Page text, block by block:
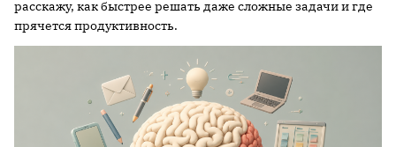
расскажу, как быстрее решать даже сложные задачи и где
прячется продуктивность.